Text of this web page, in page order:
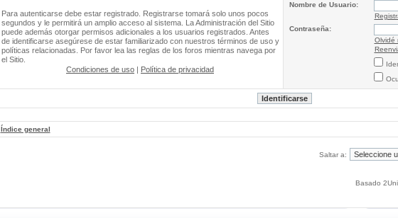
Para autenticarse debe estar registrado. Registrarse tomará solo unos pocos
segundos y le permitirá un amplio acceso al sistema. La Administración del Sitio
puede además otorgar permisos adicionales a los usuarios registrados. Antes
de identificarse asegúrese de estar familiarizado con nuestros términos de uso y
políticas relacionadas. Por favor lea las reglas de los foros mientras navega por
el Sitio.
Condiciones de uso | Política de privacidad
Nombre de Usuario:
Contraseña:
Olvidé
Índice general
Saltar a:
Basado